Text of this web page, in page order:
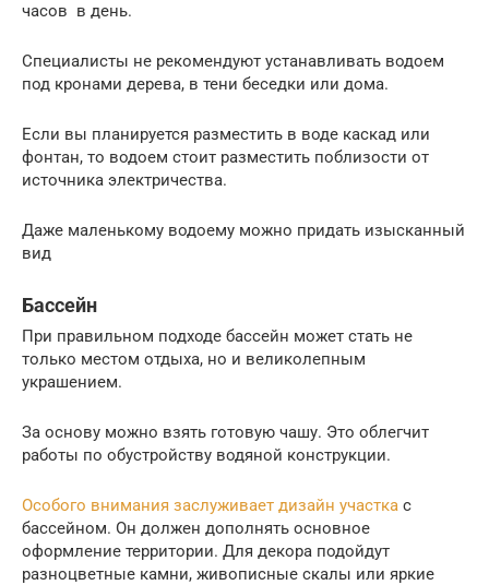
часов в день.
Специалисты не рекомендуют устанавливать водоем
под кронами дерева, в тени беседки или дома.
Если вы планируется разместить в воде каскад или
фонтан, то водоем стоит разместить поблизости от
источника электричества.
Даже маленькому водоему можно придать изысканный
вид
Бассейн
При правильном подходе бассейн может стать не
только местом отдыха, но и великолепным
украшением.
За основу можно взять готовую чашу. Это облегчит
работы по обустройству водяной конструкции.
Особого внимания заслуживает дизайн участка с
бассейном. Он должен дополнять основное
оформление территории. Для декора подойдут
разноцветные камни, живописные скалы или яркие